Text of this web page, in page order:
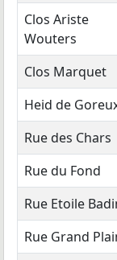
Clos Ariste
Wouters
Clos Marquet
Heid de
Rue des Chars
Rue du Fond
Rue Etoile
Rue Grand